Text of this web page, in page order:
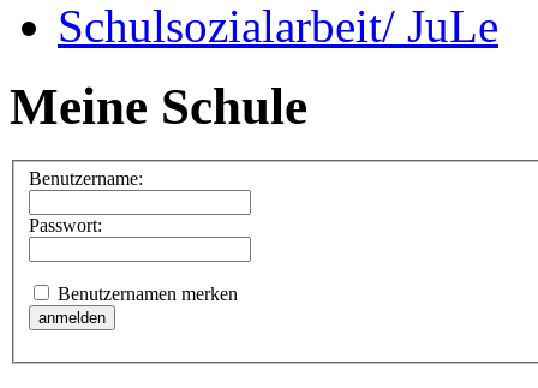
Schulsozialarbeit/ JuLe
Meine Schule
Benutzername:
Passwort:
Benutzernamen merken